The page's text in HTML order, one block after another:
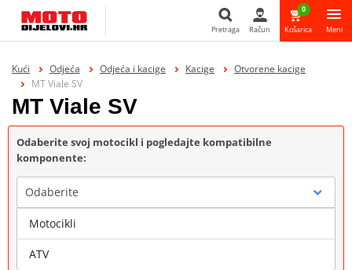
Pretraga
Pretraga Račun
0
Košarica Meni
Kući Odjeća Odjeća i kacige Kacige
Otvorene kacige
MT Viale SV
MT Viale SV
Odaberite svoj motocikl i pogledajte kompatibilne
komponente:
Odaberite
Marka
Motocikli
ATV